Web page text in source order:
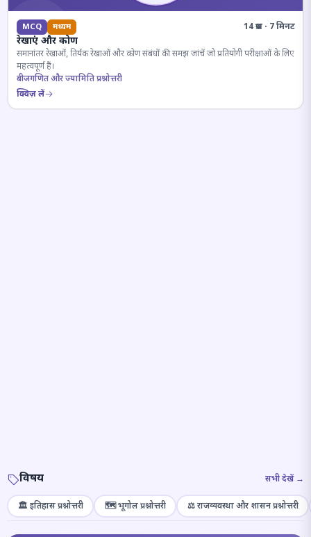
MCQ मध्यम 14 प्रश्न · 7 मिनट
रेखाएं और कोण
समानांतर रेखाओं, तिर्यक रेखाओं और कोण संबंधों की समझ जांचें जो प्रतियोगी परीक्षाओं के लिए
महत्वपूर्ण हैं।
बीजगणित और ज्यामिति प्रश्नोत्तरी
क्विज़ लें
विषय सभी देखें →
🏛️ इतिहास प्रश्नोत्तरी 🗺️ भूगोल प्रश्नोत्तरी ⚖️ राजव्यवस्था और शासन प्रश्नोत्तरी